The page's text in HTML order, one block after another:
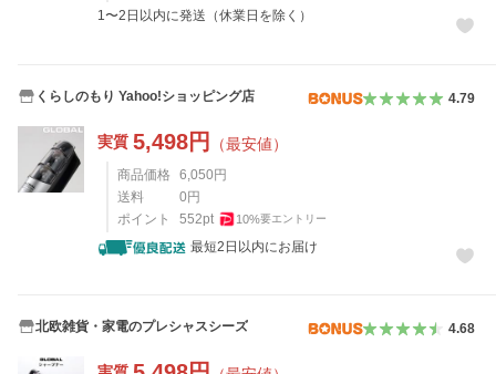
1〜2日以内に発送（休業日を除く）
くらしのもり Yahoo!ショッピング店 4.79
実質 5,498円 （最安値）
商品価格 6,050 円
送料
0 円
ポイント
552pt 10%要エントリー
最短2日以内にお届け
北欧雑貨・家電のプレシャスシーズ 4.68